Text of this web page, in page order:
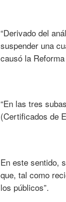
“Derivado del
suspender una
causó la
“En las tres
(Certificados de
En este sentido,
que, tal como
los públicos”.